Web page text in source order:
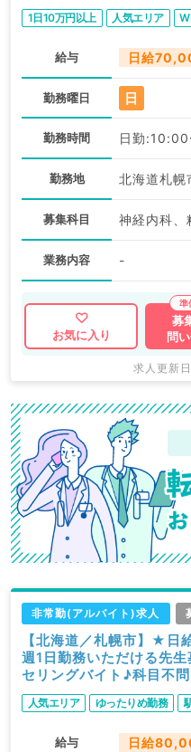
1日10万円以上 人気エリア
給与 日給
勤務曜日 日
勤務時間 日勤
勤務地 北海道札幌
募集科目
業務内容 -
お気に入り
募
問
求人更新
非常勤(アルバイト)求人
【北海道／札幌市】★
週1日勤務いただける先
セリングバイト♪科目不
歩3分以内アクセス抜群
目不問／非常勤）
人気エリア ゆったりめ勤務
給与 日給